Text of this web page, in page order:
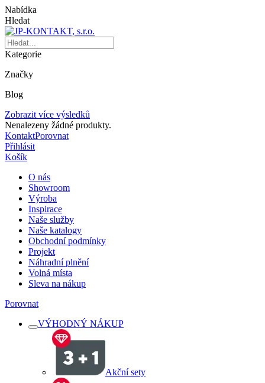
Nabídka
Hledat
Kategorie
Značky
Blog
Zobrazit více výsledků
Nenalezeny žádné produkty.
KontaktPorovnat
Přihlásit
Košík
O nás
Showroom
Výroba
Inspirace
Naše služby
Naše katalogy
Obchodní podmínky
Projekt
Náhradní plnění
Volná místa
Sleva na nákup
Porovnat
VÝHODNÝ NÁKUP
Akční sety